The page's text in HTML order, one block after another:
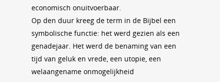
economisch onuitvoerbaar.
Op den duur kreeg de term in de Bijbel een
symbolische functie: het werd gezien als een
genadejaar. Het werd de benaming van een
tijd van geluk en vrede, een utopie, een
welaangename onmogelijkheid